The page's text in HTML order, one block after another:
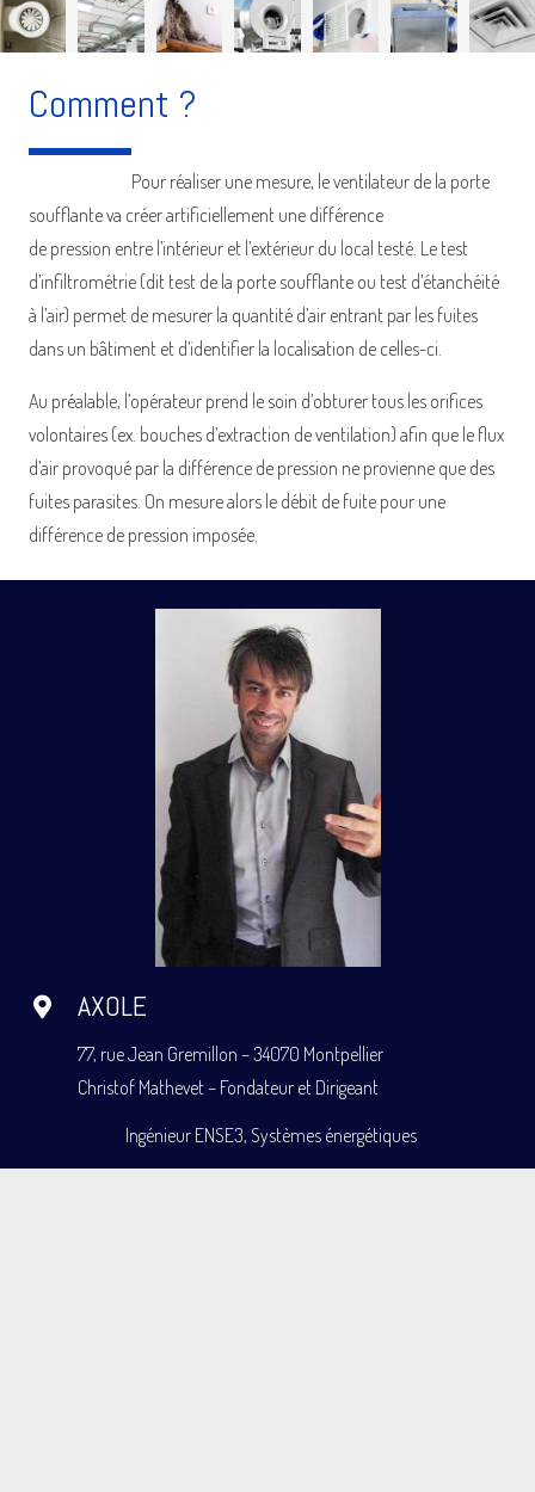
Comment ?
Pour réaliser une mesure, le ventilateur de la porte
soufflante va créer artificiellement une différence
de pression entre l’intérieur et l’extérieur du local testé. Le test
d’infiltrométrie (dit test de la porte soufflante ou test d’étanchéité
à l’air) permet de mesurer la quantité d’air entrant par les fuites
dans un bâtiment et d’identifier la localisation de celles-ci.
Au préalable, l’opérateur prend le soin d’obturer tous les orifices
volontaires (ex. bouches d’extraction de ventilation) afin que le flux
d’air provoqué par la différence de pression ne provienne que des
fuites parasites. On mesure alors le débit de fuite pour une
différence de pression imposée.
AXOLE
77, rue Jean Gremillon – 34070 Montpellier
Christof Mathevet – Fondateur et Dirigeant
Ingénieur ENSE3, Systèmes énergétiques